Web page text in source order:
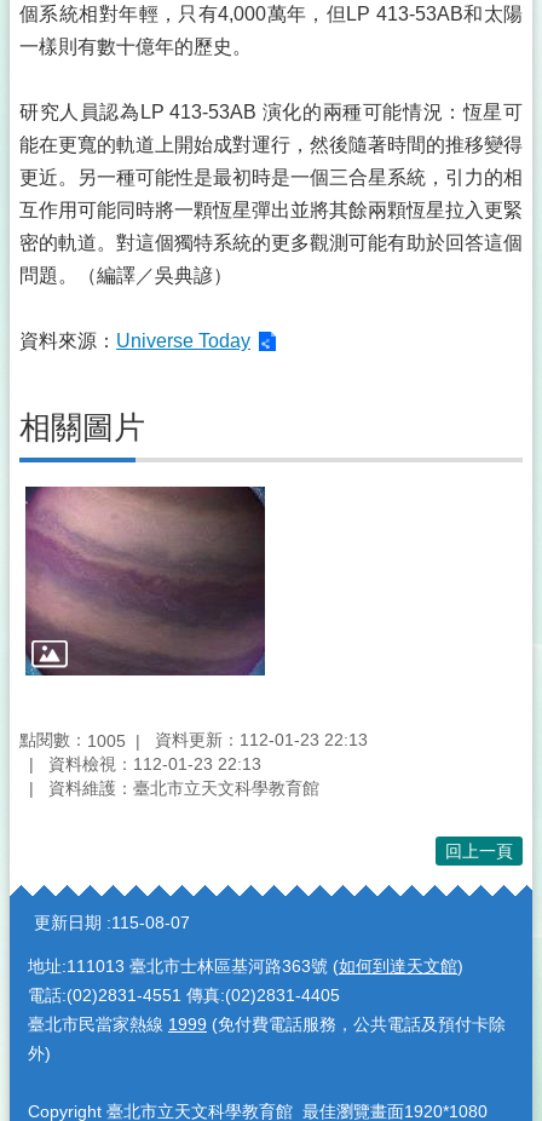
個系統相對年輕，只有4,000萬年，但LP 413-53AB和太陽
一樣則有數十億年的歷史。
研究人員認為LP 413-53AB 演化的兩種可能情況：恆星可
能在更寬的軌道上開始成對運行，然後隨著時間的推移變得
更近。另一種可能性是最初時是一個三合星系統，引力的相
互作用可能同時將一顆恆星彈出並將其餘兩顆恆星拉入更緊
密的軌道。對這個獨特系統的更多觀測可能有助於回答這個
問題。（編譯／吳典諺）
資料來源： Universe Today
相關圖片
點閱數： 1005
資料更新：112-01-23 22:13
資料檢視：112-01-23 22:13
資料維護：臺北市立天文科學教育館
回上一頁
:::
更新日期 115-08-07
地址:111013 臺北市士林區基河路363號 (如何到達天文館)
電話:(02)2831-4551 傳真:(02)2831-4405
臺北市民當家熱線 1999 (免付費電話服務，公共電話及預付卡除
外)
Copyright 臺北市立天文科學教育館 最佳瀏覽畫面1920*1080